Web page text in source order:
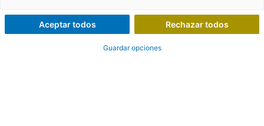
Aceptar todos Rechazar todos
Guardar opciones